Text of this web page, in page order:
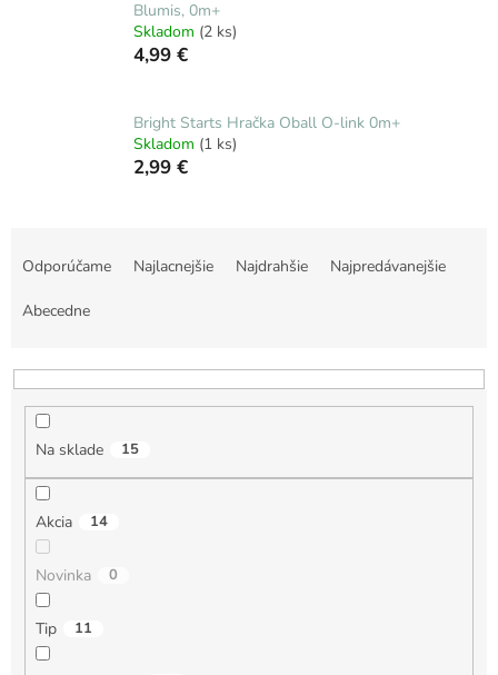
Blumis, 0m+
Skladom (2 ks)
4,99 €
Bright Starts Hračka Oball O-link 0m+
Skladom (1 ks)
2,99 €
i
e
Odporúčame Najlacnejšie Najdrahšie Najpredávanejšie
Abecedne
Na sklade 15
Akcia 14
Novinka 0
Tip 11